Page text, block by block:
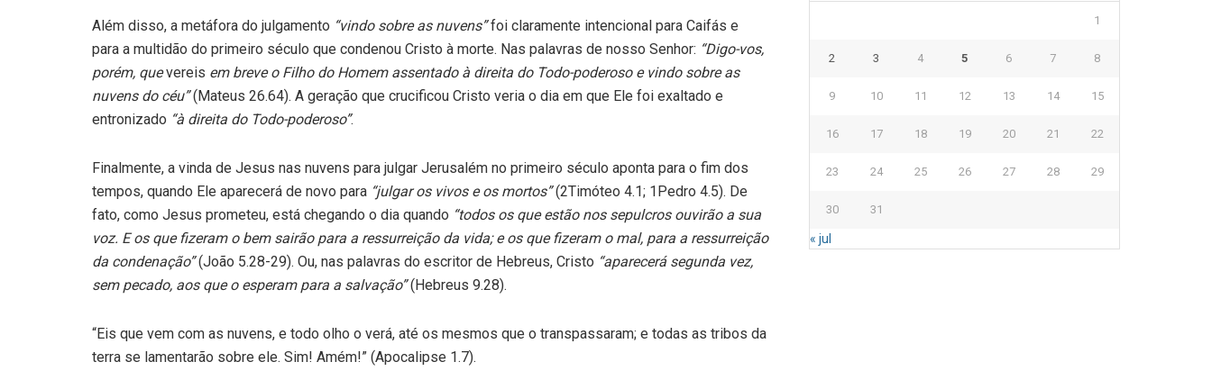
Além disso, a metáfora do julgamento “vindo sobre as nuvens”foi claramente intencional para Caifás e
para a multidão do primeiro século que condenou Cristo à morte. Nas palavras de nosso Senhor: “Digo-vos,
porém, quevereis em breve o Filho do Homem assentado à direita do Todo-poderoso e vindo sobre as
nuvens do céu”(Mateus 26.64). A geração que crucificou Cristo veria o dia em que Ele foi exaltado e
entronizado “à direita do Todo-poderoso”.
Finalmente, a vinda de Jesus nas nuvens para julgar Jerusalém no primeiro século aponta para o fim dos
tempos, quando Ele aparecerá de novo para “julgar os vivos e os mortos”(2Timóteo 4.1; 1Pedro 4.5). De
fato, como Jesus prometeu, está chegando o dia quando “todos os que estão nos sepulcros ouvirão a sua
voz. E os que fizeram o bem sairão para a ressurreição da vida; e os que fizeram o mal, para a ressurreição
da condenação”(João 5.28-29). Ou, nas palavras do escritor de Hebreus, Cristo “aparecerá segunda vez,
sem pecado, aos que o esperam para a salvação”(Hebreus 9.28).
“Eis que vem com as nuvens, e todo olho o verá, até os mesmos que o transpassaram; e todas as tribos da
terra se lamentarão sobre ele. Sim! Amém!” (Apocalipse 1.7).
1
2 3 4 5 6 7 8
9 10 11 12 13 14 15
16 17 18 19 20 21 22
23 24 25 26 27 28 29
30 31
« jul